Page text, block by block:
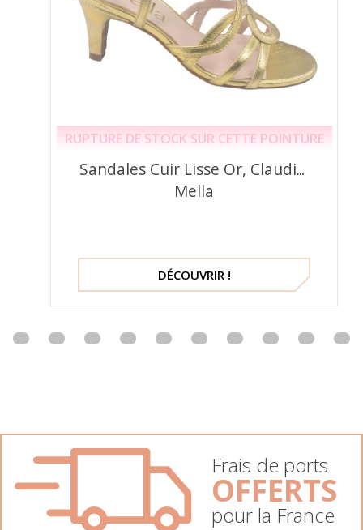
RUPTURE DE STOCK SUR CETTE POINTURE
Sandales Cuir Lisse Or, Claudia,
Mella
DÉCOUVRIR !
Frais de ports
OFFERTS
pour la France